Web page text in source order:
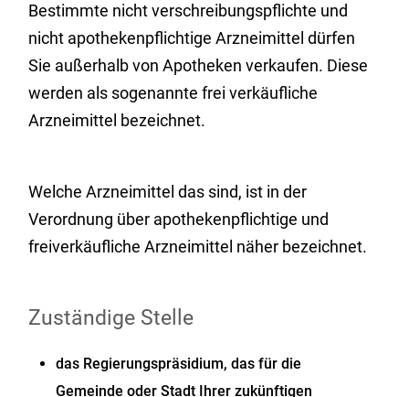
Bestimmte nicht verschreibungspflichte und
nicht apothekenpflichtige Arzneimittel dürfen
Sie außerhalb von Apotheken verkaufen. Diese
werden als sogenannte frei verkäufliche
Arzneimittel bezeichnet.
Welche Arzneimittel das sind, ist in der
Verordnung über apothekenpflichtige und
freiverkäufliche Arzneimittel näher bezeichnet.
Zuständige Stelle
das Regierungspräsidium, das für die
Gemeinde oder Stadt Ihrer zukünftigen